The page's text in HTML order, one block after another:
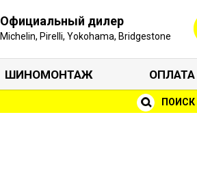
Официальный дилер
Michelin, Pirelli, Yokohama, Bridgestone
ШИНОМОНТАЖ